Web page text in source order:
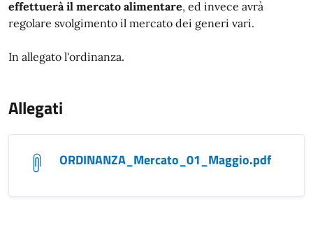
effettuerà il mercato alimentare, ed invece avrà
regolare svolgimento il mercato dei generi vari.
In allegato l'ordinanza.
Allegati
ORDINANZA_Mercato_01_Maggio.pdf